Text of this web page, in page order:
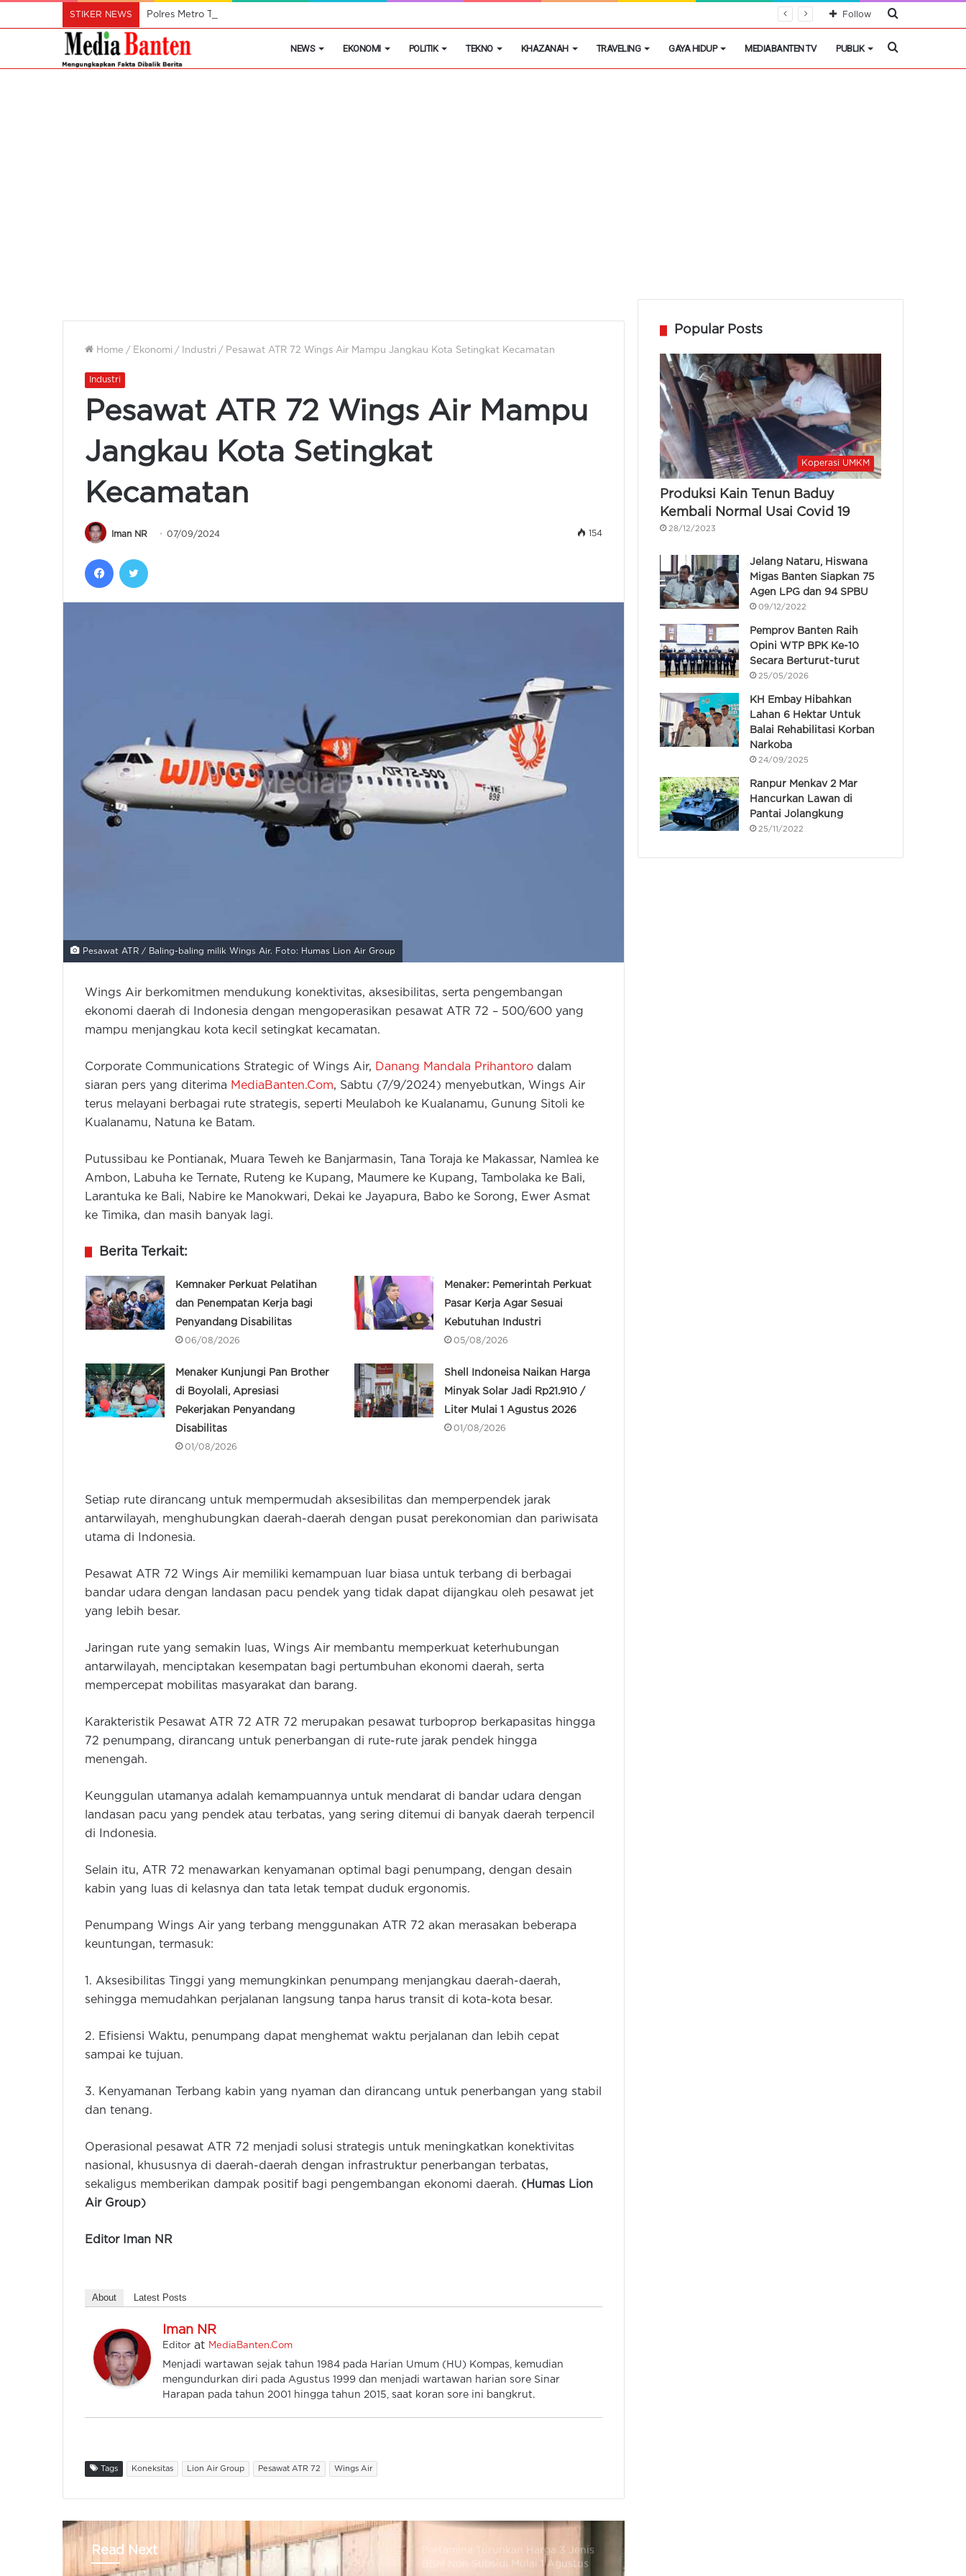
STIKER NEWS Polres Metro Tangerang Kota Buru Pemasok Utama Obat Keras Ilegal di Kosambi Cari
Follow
NEWS EKONOMI POLITIK TEKNO KHAZANAH TRAVELING GAYA HIDUP MEDIABANTEN TV PUBLIK Cari
Home / Ekonomi / Industri / Pesawat ATR 72 Wings Air Mampu Jangkau Kota Setingkat Kecamatan
Industri
Pesawat ATR 72 Wings Air Mampu
Jangkau Kota Setingkat
Kecamatan
Iman NR 07/09/2024 154
Facebook
Pesawat ATR / Baling-baling milik Wings Air. Foto: Humas Lion Air Group
Wings Air berkomitmen mendukung konektivitas, aksesibilitas, serta pengembangan
ekonomi daerah di Indonesia dengan mengoperasikan pesawat ATR 72 – 500/600 yang
mampu menjangkau kota kecil setingkat kecamatan.
Corporate Communications Strategic of Wings Air, Danang Mandala Prihantoro dalam
siaran pers yang diterima MediaBanten.Com, Sabtu (7/9/2024) menyebutkan, Wings Air
terus melayani berbagai rute strategis, seperti Meulaboh ke Kualanamu, Gunung Sitoli ke
Kualanamu, Natuna ke Batam.
Putussibau ke Pontianak, Muara Teweh ke Banjarmasin, Tana Toraja ke Makassar, Namlea ke
Ambon, Labuha ke Ternate, Ruteng ke Kupang, Maumere ke Kupang, Tambolaka ke Bali,
Larantuka ke Bali, Nabire ke Manokwari, Dekai ke Jayapura, Babo ke Sorong, Ewer Asmat
ke Timika, dan masih banyak lagi.
Berita Terkait:
Kemnaker Perkuat Pelatihan
dan Penempatan Kerja bagi
Penyandang Disabilitas
06/08/2026
Menaker: Pemerintah Perkuat
Pasar Kerja Agar Sesuai
Kebutuhan Industri
05/08/2026
Menaker Kunjungi Pan Brother
di Boyolali, Apresiasi
Pekerjakan Penyandang
Disabilitas
01/08/2026
Shell Indoneisa Naikan Harga
Minyak Solar Jadi Rp21.910 /
Liter Mulai 1 Agustus 2026
01/08/2026
Setiap rute dirancang untuk mempermudah aksesibilitas dan memperpendek jarak
antarwilayah, menghubungkan daerah-daerah dengan pusat perekonomian dan pariwisata
utama di Indonesia.
Pesawat ATR 72 Wings Air memiliki kemampuan luar biasa untuk terbang di berbagai
bandar udara dengan landasan pacu pendek yang tidak dapat dijangkau oleh pesawat jet
yang lebih besar.
Jaringan rute yang semakin luas, Wings Air membantu memperkuat keterhubungan
antarwilayah, menciptakan kesempatan bagi pertumbuhan ekonomi daerah, serta
mempercepat mobilitas masyarakat dan barang.
Karakteristik Pesawat ATR 72 ATR 72 merupakan pesawat turboprop berkapasitas hingga
72 penumpang, dirancang untuk penerbangan di rute-rute jarak pendek hingga
menengah.
Keunggulan utamanya adalah kemampuannya untuk mendarat di bandar udara dengan
landasan pacu yang pendek atau terbatas, yang sering ditemui di banyak daerah terpencil
di Indonesia.
Selain itu, ATR 72 menawarkan kenyamanan optimal bagi penumpang, dengan desain
kabin yang luas di kelasnya dan tata letak tempat duduk ergonomis.
Penumpang Wings Air yang terbang menggunakan ATR 72 akan merasakan beberapa
keuntungan, termasuk:
1. Aksesibilitas Tinggi yang memungkinkan penumpang menjangkau daerah-daerah,
sehingga memudahkan perjalanan langsung tanpa harus transit di kota-kota besar.
2. Efisiensi Waktu, penumpang dapat menghemat waktu perjalanan dan lebih cepat
sampai ke tujuan.
3. Kenyamanan Terbang kabin yang nyaman dan dirancang untuk penerbangan yang stabil
dan tenang.
Operasional pesawat ATR 72 menjadi solusi strategis untuk meningkatkan konektivitas
nasional, khususnya di daerah-daerah dengan infrastruktur penerbangan terbatas,
sekaligus memberikan dampak positif bagi pengembangan ekonomi daerah. (Humas Lion
Air Group)
Editor Iman NR
About Latest Posts
Iman NR
Editor at MediaBanten.Com
Menjadi wartawan sejak tahun 1984 pada Harian Umum (HU) Kompas, kemudian
mengundurkan diri pada Agustus 1999 dan menjadi wartawan harian sore Sinar
Harapan pada tahun 2001 hingga tahun 2015, saat koran sore ini bangkrut.
Tags Koneksitas Lion Air Group Pesawat ATR 72 Wings Air
Read Next
Hektar Untuk Kawasan Industri
Hibahkan Tanah Untuk Pelebaran
Jalan Serdang – Bojonegara
Disnaker Kota Tangerang dan
BBM Non Subsidi Mulai 1 Agustus
Wagub Banten Dimpingi Wapres
Kunjungi Produksi Motor Listrik di
Popular Posts
Koperasi UMKM
Produksi Kain Tenun Baduy
Kembali Normal Usai Covid 19
28/12/2023
Jelang Nataru, Hiswana
Migas Banten Siapkan 75
Agen LPG dan 94 SPBU
09/12/2022
Pemprov Banten Raih
Opini WTP BPK Ke-10
Secara Berturut-turut
25/05/2026
KH Embay Hibahkan
Lahan 6 Hektar Untuk
Balai Rehabilitasi Korban
Narkoba
24/09/2025
Ranpur Menkav 2 Mar
Hancurkan Lawan di
Pantai Jolangkung
25/11/2022